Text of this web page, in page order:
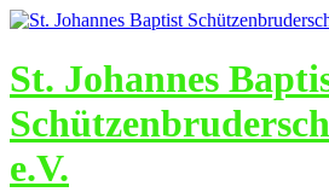
St. Johannes
e.V.